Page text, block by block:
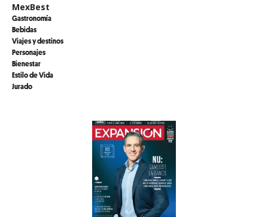
MexBest
Gastronomía
Bebidas
Viajes y destinos
Personajes
Bienestar
Estilo de Vida
Jurado